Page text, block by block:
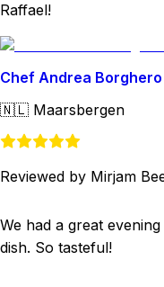
Raffael!
Chef Andrea Borghero
🇳🇱 Maarsbergen
Reviewed by Mirjam
We had a great
dish. So tasteful!